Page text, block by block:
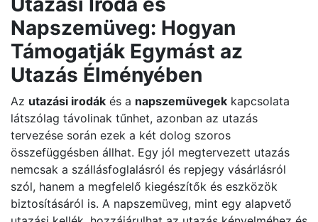
Napszemüveg: Hogyan
Támogatják Egymást az
Utazás Élményében
Az utazási irodák és a napszemüvegek kapcsolata
látszólag távolinak tűnhet, azonban az utazás
tervezése során ezek a két dolog szoros
összefüggésben állhat. Egy jól megtervezett utazás
nemcsak a szállásfoglalásról és repjegy vásárlásról
szól, hanem a megfelelő kiegészítők és eszközök
biztosításáról is. A napszemüveg, mint egy alapvető